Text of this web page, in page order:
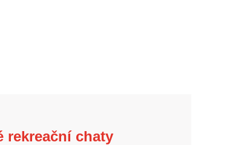
rekreační chaty